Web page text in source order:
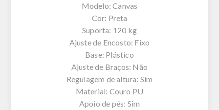
Modelo: Canvas
Cor: Preta
Suporta: 120 kg
Ajuste de Encosto: Fixo
Base: Plástico
Ajuste de Braços: Não
Regulagem de altura: Sim
Material: Couro PU
Apoio de pés: Sim